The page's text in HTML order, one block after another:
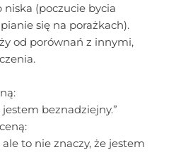
(poczucie bycia
się na porażkach).
od porównań z innymi,
beznadziejny.”
to nie znaczy, że jestem